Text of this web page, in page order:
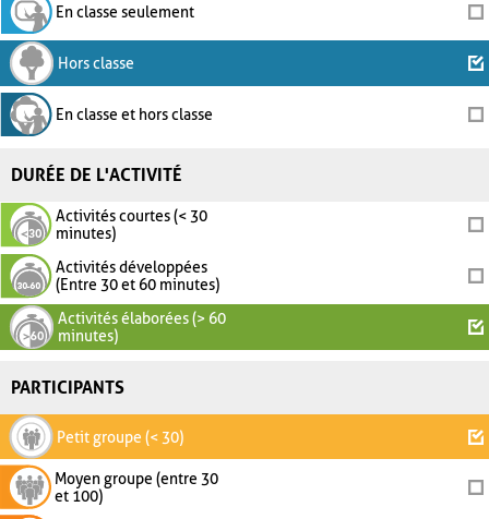
En classe seulement
Hors classe
En classe et hors classe
DURÉE DE L'ACTIVITÉ
Activités courtes (< 30
minutes)
Activités développées
(Entre 30 et 60 minutes)
Activités élaborées (> 60
minutes)
PARTICIPANTS
Petit groupe (< 30)
Moyen groupe (entre 30
et 100)